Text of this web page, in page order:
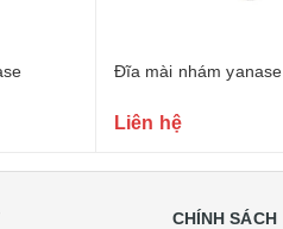
Đĩa mài nhám yanase
Liên hệ
CHÍNH SÁCH